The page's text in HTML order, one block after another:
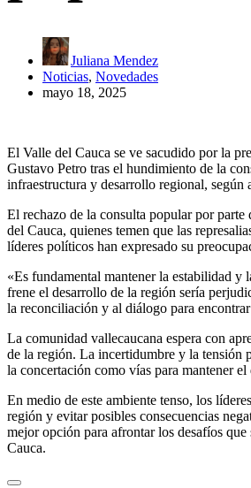
Juliana Mendez
Noticias, Novedades
mayo 18, 2025
El Valle del Cauca se ve sacudido por la
Gustavo Petro tras el hundimiento de la
infraestructura y desarrollo regional, según
El rechazo de la consulta popular por parte
del Cauca, quienes temen que las
líderes políticos han expresado su
«Es fundamental mantener la estabilidad y
frene el desarrollo de la región sería
la reconciliación y al diálogo para
La comunidad vallecaucana espera con
de la región. La incertidumbre y la tensión
la concertación como vías para mantener
En medio de este ambiente tenso, los
región y evitar posibles consecuencias
mejor opción para afrontar los desafíos
Cauca.